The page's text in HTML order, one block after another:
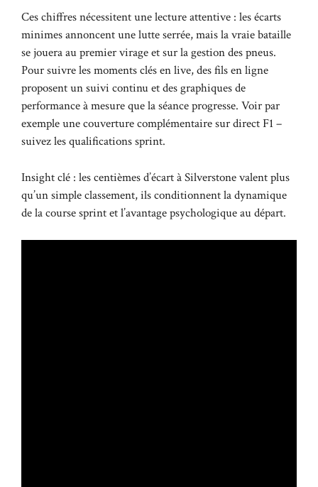
Ces chiffres nécessitent une lecture attentive : les écarts
minimes annoncent une lutte serrée, mais la vraie bataille
se jouera au premier virage et sur la gestion des pneus.
Pour suivre les moments clés en live, des fils en ligne
proposent un suivi continu et des graphiques de
performance à mesure que la séance progresse. Voir par
exemple une couverture complémentaire surdirect F1 –
suivez les qualifications sprint.
Insight clé : les centièmes d’écart à Silverstone valent plus
qu’un simple classement, ils conditionnent la dynamique
de la course sprint et l’avantage psychologique au départ.